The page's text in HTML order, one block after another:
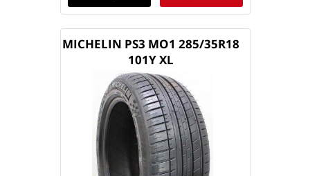
MICHELIN PS3 MO1 285/35R18
101Y XL